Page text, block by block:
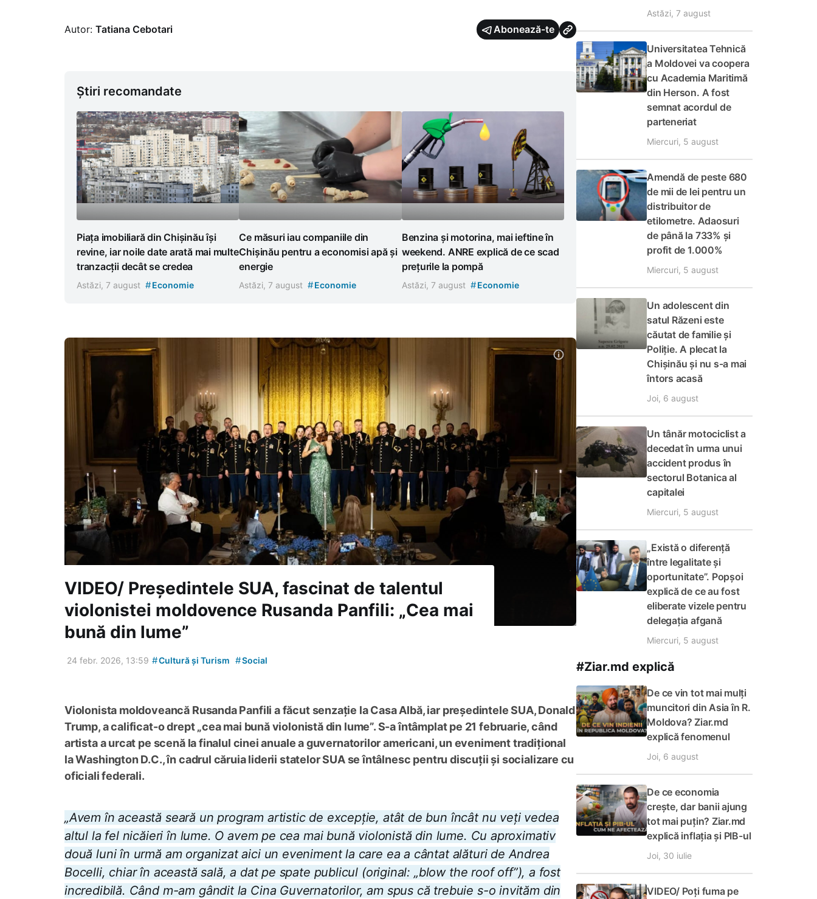
Autor: Tatiana Cebotari Abonează-te
Știri recomandate
Piața imobiliară din Chișinău își
revine, iar noile date arată mai multe
tranzacții decât se credea
Astăzi, 7 august #Economie
Ce măsuri iau companiile din
Chișinău pentru a economisi apă și
energie
Astăzi, 7 august #Economie
Benzina și motorina, mai ieftine în
weekend. ANRE explică de ce scad
prețurile la pompă
Astăzi, 7 august #Economie
VIDEO/ Președintele SUA, fascinat de talentul
violonistei moldovence Rusanda Panfili: „Cea mai
bună din lume”
24 febr. 2026, 13:59 #Cultură și Turism #Social
Violonista moldoveancă Rusanda Panfili a făcut senzație la Casa Albă, iar președintele SUA, Donald
Trump, a calificat-o drept „cea mai bună violonistă din lume”. S-a întâmplat pe 21 februarie, când
artista a urcat pe scenă la finalul cinei anuale a guvernatorilor americani, un eveniment tradițional
la Washington D.C., în cadrul căruia liderii statelor SUA se întâlnesc pentru discuții și socializare cu
oficiali federali.
„Avem în această seară un program artistic de excepție, atât de bun încât nu veți vedea
altul la fel nicăieri în lume. O avem pe cea mai bună violonistă din lume. Cu aproximativ
două luni în urmă am organizat aici un eveniment la care ea a cântat alături de Andrea
Bocelli, chiar în această sală, a dat pe spate publicul (original: „blow the roof off”), a fost
incredibilă. Când m-am gândit la Cina Guvernatorilor, am spus că trebuie s-o invităm din
Astăzi, 7 august
Universitatea Tehnică
a Moldovei va coopera
cu Academia Maritimă
din Herson. A fost
semnat acordul de
parteneriat
Miercuri, 5 august
Amendă de peste 680
de mii de lei pentru un
distribuitor de
etilometre. Adaosuri
de până la 733% și
profit de 1.000%
Miercuri, 5 august
Un adolescent din
satul Răzeni este
căutat de familie și
Poliție. A plecat la
Chișinău și nu s-a mai
întors acasă
Joi, 6 august
Un tânăr motociclist a
decedat în urma unui
accident produs în
sectorul Botanica al
capitalei
Miercuri, 5 august
„Există o diferență
între legalitate și
oportunitate”. Popșoi
explică de ce au fost
eliberate vizele pentru
delegația afgană
Miercuri, 5 august
#Ziar.md explică
De ce vin tot mai mulți
muncitori din Asia în R.
Moldova? Ziar.md
explică fenomenul
Joi, 6 august
De ce economia
crește, dar banii ajung
tot mai puțin? Ziar.md
explică inflația și PIB-ul
Joi, 30 iulie
VIDEO/ Poți fuma pe